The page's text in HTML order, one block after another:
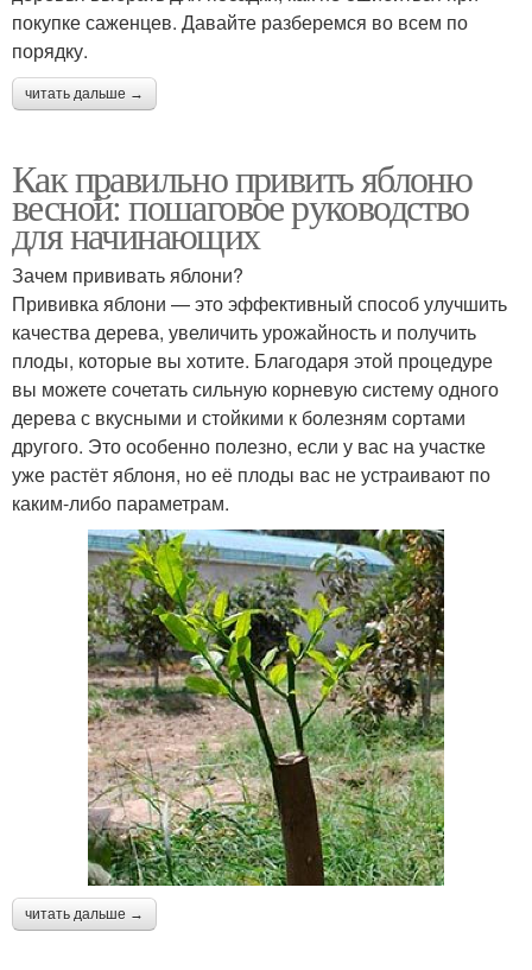
покупке саженцев. Давайте разберемся во всем по
порядку.
читать дальше →
Как правильно привить яблоню
весной: пошаговое руководство
для начинающих
Зачем прививать яблони?
Прививка яблони — это эффективный способ улучшить
качества дерева, увеличить урожайность и получить
плоды, которые вы хотите. Благодаря этой процедуре
вы можете сочетать сильную корневую систему одного
дерева с вкусными и стойкими к болезням сортами
другого. Это особенно полезно, если у вас на участке
уже растёт яблоня, но её плоды вас не устраивают по
каким-либо параметрам.
читать дальше →